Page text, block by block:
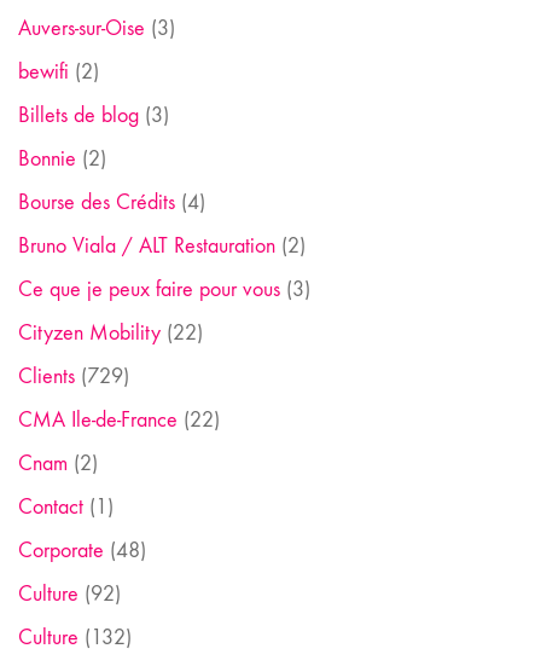
Auvers-sur-Oise (3)
bewifi (2)
Billets de blog (3)
Bonnie (2)
Bourse des Crédits (4)
Bruno Viala / ALT Restauration (2)
Ce que je peux faire pour vous (3)
Cityzen Mobility (22)
Clients (729)
CMA Ile-de-France (22)
Cnam (2)
Contact (1)
Corporate (48)
Culture (92)
Culture (132)